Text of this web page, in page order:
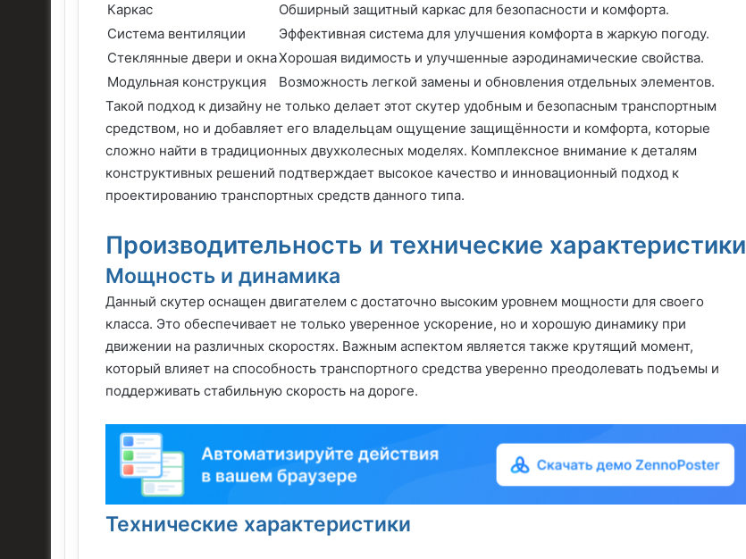
Каркас
Обширный защитный каркас для безопасности и комфорта.
Система вентиляции
Эффективная система для улучшения комфорта в жаркую погоду.
Стеклянные двери и окнаХорошая видимость и улучшенные аэродинамические свойства.
Модульная конструкция
Возможность легкой замены и обновления отдельных элементов.
Такой подход к дизайну не только делает этот скутер удобным и безопасным транспортным
средством, но и добавляет его владельцам ощущение защищённости и комфорта, которые
сложно найти в традиционных двухколесных моделях. Комплексное внимание к деталям
конструктивных решений подтверждает высокое качество и инновационный подход к
проектированию транспортных средств данного типа.
Производительность и технические характеристики
Мощность и динамика
Данный скутер оснащен двигателем с достаточно высоким уровнем мощности для своего
класса. Это обеспечивает не только уверенное ускорение, но и хорошую динамику при
движении на различных скоростях. Важным аспектом является также крутящий момент,
который влияет на способность транспортного средства уверенно преодолевать подъемы и
поддерживать стабильную скорость на дороге.
Технические характеристики